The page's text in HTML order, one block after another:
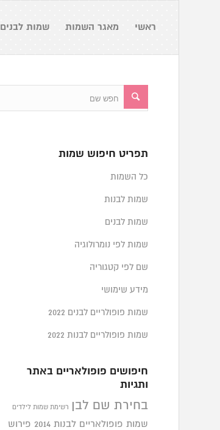
ראשי מאגר השמות שמות לבנים
תפריט חיפוש שמות
כל השמות
שמות לבנות
שמות לבנים
שמות לפי נומרולוגיה
שם לפי קטגוריה
מידע שימושי
שמות פופולריים לבנים 2022
שמות פופולריים לבנות 2022
חיפושים פופולאריים באתר
ותגיות
בחירת שם לבן רשימת שמות לילדים
שמות פופולאריים לבנות 2014 פירוש